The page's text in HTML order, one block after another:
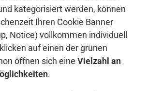
kategorisiert werden, können
Ihren Cookie Banner
Notice) vollkommen individuell
auf einen der grünen
öffnen sich eine Vielzahl an
.